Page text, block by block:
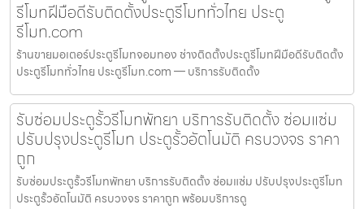
รีโมทฝีมือดีรับติดตั้งประตูรีโมททั่วไทย ประตู
รีโมท.com
ร้านขายมอเตอร์ประตูรีโมทจอมทอง ช่างติดตั้งประตูรีโมทฝีมือดีรับติดตั้ง
ประตูรีโมททั่วไทย ประตูรีโมท.com — บริการรับติดตั้ง
รับซ่อมประตูรั้วรีโมทพัทยา บริการรับติดตั้ง ซ่อมแซ่ม
ปรับปรุงประตูรีโมท ประตูรั้วอัตโนมัติ ครบวงจร ราคา
ถูก
รับซ่อมประตูรั้วรีโมทพัทยา บริการรับติดตั้ง ซ่อมแซ่ม ปรับปรุงประตูรีโมท
ประตูรั้วอัตโนมัติ ครบวงจร ราคาถูก พร้อมบริการดู